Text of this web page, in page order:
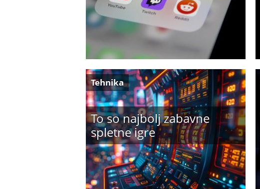
To so najbolj zabavne
spletne igre
Tehnika